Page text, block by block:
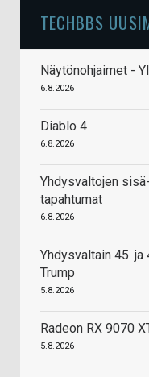
TECHBBS
Näytönohjaimet -
6.8.2026
Diablo 4
6.8.2026
Yhdysvaltojen
tapahtumat
6.8.2026
Yhdysvaltain 45.
Trump
5.8.2026
Radeon RX 9070
5.8.2026